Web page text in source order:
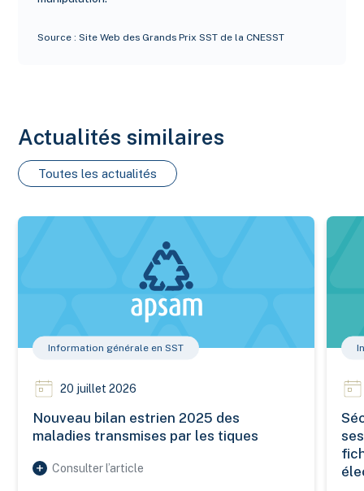
Source : Site Web des Grands Prix SST de la CNESST
Actualités similaires
Toutes les actualités
Nouveau bilan estrien 2025 des maladies transmises par les
Information générale en SST
20 juillet 2026
Nouveau bilan estrien 2025 des
maladies transmises par les tiques
Consulter l’article